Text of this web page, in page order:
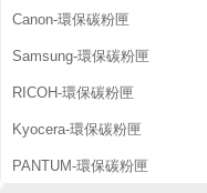
Canon-環保碳粉匣
Samsung-環保碳粉匣
RICOH-環保碳粉匣
Kyocera-環保碳粉匣
PANTUM-環保碳粉匣